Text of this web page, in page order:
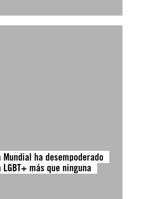
Mundial ha desempoderado
más que ninguna